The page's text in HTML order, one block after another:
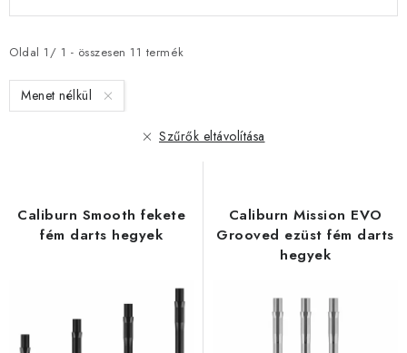
m
é
k
a
Oldal 1 / 1 - összesen 11 termék
m
é
k
e
é
Menet nélkül
Szűrők eltávolítása
Caliburn Smooth fekete
fém darts hegyek
Caliburn Mission EVO
Grooved ezüst fém darts
hegyek